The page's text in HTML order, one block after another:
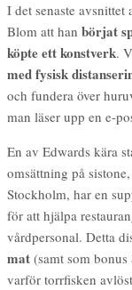
I det senaste avsnittet
Blom att han börjat
köpte ett konstverk.
med fysisk
och fundera över
man läser upp en e-
En av Edwards kära
omsättning på sistone,
Stockholm, har en
för att hjälpa
vårdpersonal. Detta
mat (samt som
varför torrfisken